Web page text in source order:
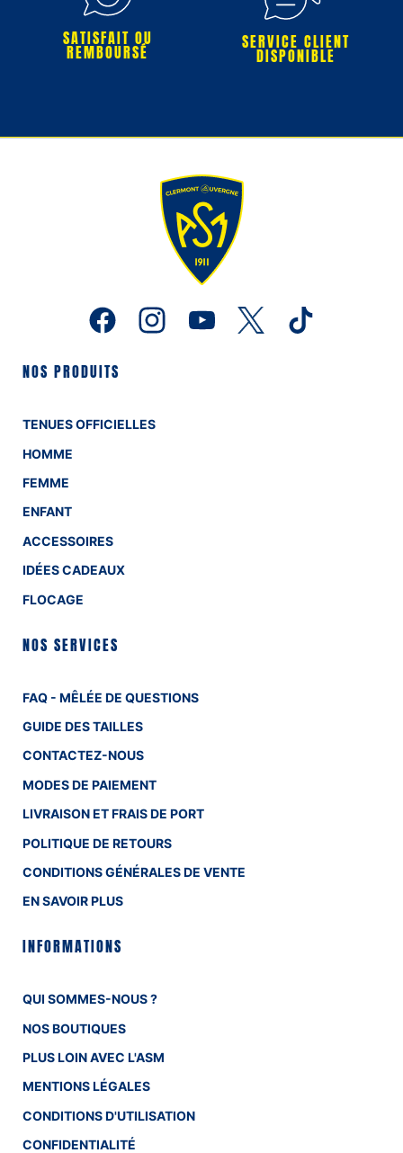
SATISFAIT OU
REMBOURSÉ SERVICE CLIENT
DISPONIBLE
NOS PRODUITS
TENUES OFFICIELLES
HOMME
FEMME
ENFANT
ACCESSOIRES
IDÉES CADEAUX
FLOCAGE
NOS SERVICES
FAQ - MÊLÉE DE QUESTIONS
GUIDE DES TAILLES
CONTACTEZ-NOUS
MODES DE PAIEMENT
LIVRAISON ET FRAIS DE PORT
POLITIQUE DE RETOURS
CONDITIONS GÉNÉRALES DE VENTE
EN SAVOIR PLUS
INFORMATIONS
QUI SOMMES-NOUS ?
NOS BOUTIQUES
PLUS LOIN AVEC L'ASM
MENTIONS LÉGALES
CONDITIONS D'UTILISATION
CONFIDENTIALITÉ